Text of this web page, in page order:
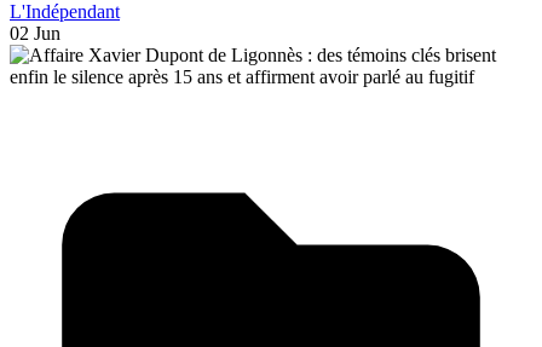
L'Indépendant
02 Jun